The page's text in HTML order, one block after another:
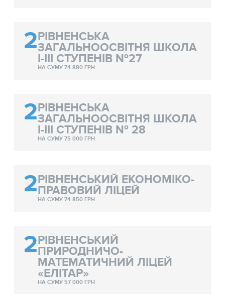
2РІВНЕНСЬКА
ЗАГАЛЬНООСВІТНЯ ШКОЛА
І-ІІІ СТУПЕНІВ №27
НА СУМУ 74 880 ГРН
2РІВНЕНСЬКА
ЗАГАЛЬНООСВІТНЯ ШКОЛА
І-ІІІ СТУПЕНІВ № 28
НА СУМУ 75 000 ГРН
2РІВНЕНСЬКИЙ ЕКОНОМІКО-
ПРАВОВИЙ ЛІЦЕЙ
НА СУМУ 74 850 ГРН
2РІВНЕНСЬКИЙ
ПРИРОДНИЧО-
МАТЕМАТИЧНИЙ ЛІЦЕЙ
«ЕЛІТАР»
НА СУМУ 57 000 ГРН